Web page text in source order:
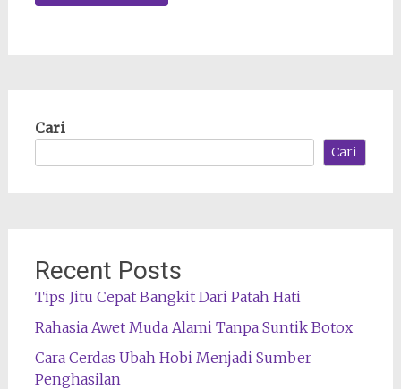
Cari
Cari
Recent Posts
Tips Jitu Cepat Bangkit Dari Patah Hati
Rahasia Awet Muda Alami Tanpa Suntik Botox
Cara Cerdas Ubah Hobi Menjadi Sumber
Penghasilan